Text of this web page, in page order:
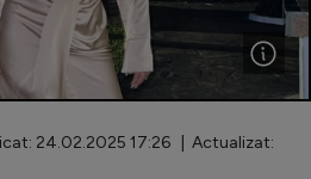
24.02.2025 17:26 | Actualizat: